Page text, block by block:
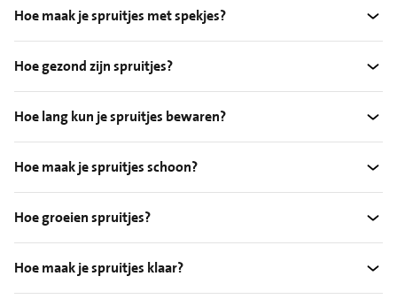
Hoe maak je spruitjes met spekjes?
Hoe gezond zijn spruitjes?
Hoe lang kun je spruitjes bewaren?
Hoe maak je spruitjes schoon?
Hoe groeien spruitjes?
Hoe maak je spruitjes klaar?